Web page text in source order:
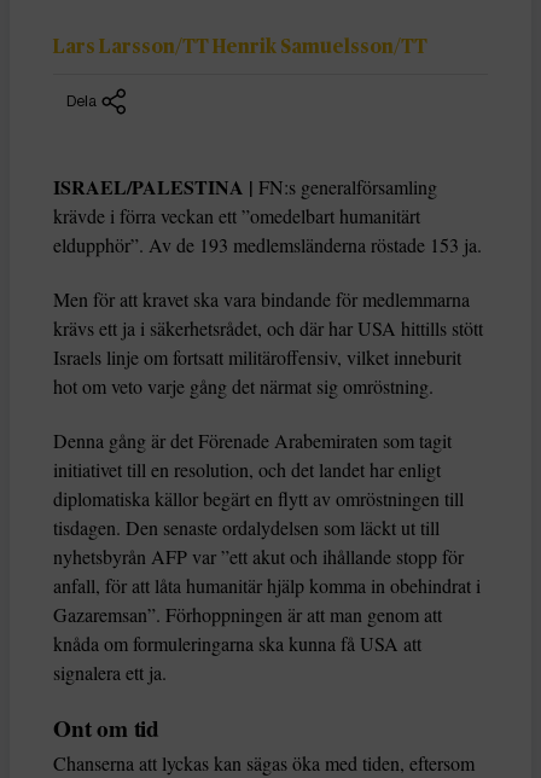
Lars Larsson/TT Henrik Samuelsson/TT
Dela
ISRAEL/PALESTINA | FN:s generalförsamling
krävde i förra veckan ett ”omedelbart humanitärt
eldupphör”. Av de 193 medlemsländerna röstade 153 ja.
Men för att kravet ska vara bindande för medlemmarna
krävs ett ja i säkerhetsrådet, och där har USA hittills stött
Israels linje om fortsatt militäroffensiv, vilket inneburit
hot om veto varje gång det närmat sig omröstning.
Denna gång är det Förenade Arabemiraten som tagit
initiativet till en resolution, och det landet har enligt
diplomatiska källor begärt en flytt av omröstningen till
tisdagen. Den senaste ordalydelsen som läckt ut till
nyhetsbyrån AFP var ”ett akut och ihållande stopp för
anfall, för att låta humanitär hjälp komma in obehindrat i
Gazaremsan”. Förhoppningen är att man genom att
knåda om formuleringarna ska kunna få USA att
signalera ett ja.
Ont om tid
Chanserna att lyckas kan sägas öka med tiden, eftersom